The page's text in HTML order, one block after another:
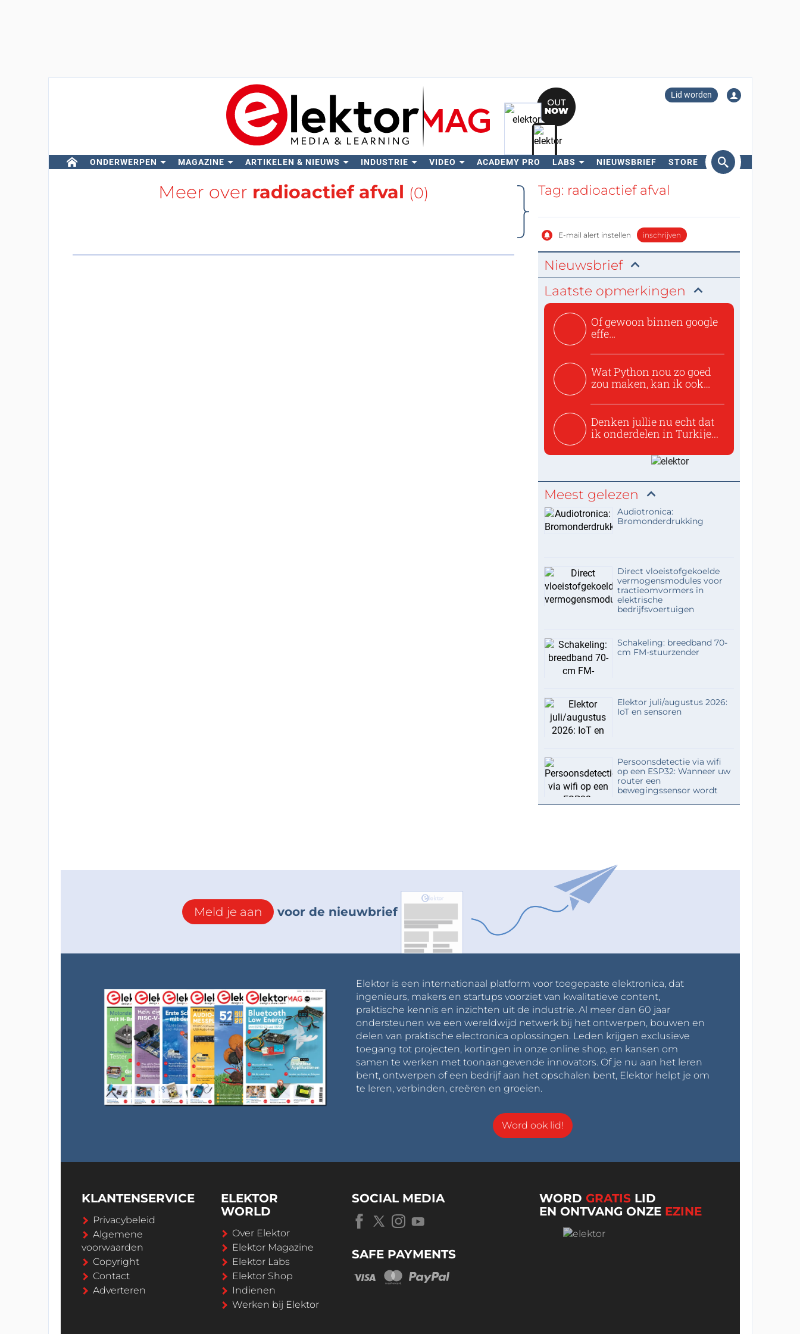
Lid worden
ONDERWERPEN MAGAZINE ARTIKELEN & NIEUWS INDUSTRIE VIDEO ACADEMY PRO LABS NIEUWSBRIEF STORE
Zoeken
Meer over radioactief afval (0) Tag: radioactief afval
E-mail alert instellen inschrijven
Nieuwsbrief
Laatste opmerkingen
Of gewoon binnen google
effe
Wat Python nou zo goed
zou maken, kan ik ook
Denken jullie nu echt dat
ik onderdelen in Turkije...
Meest gelezen
Audiotronica:
Bromonderdrukking
Direct vloeistofgekoelde
vermogensmodules voor
tractieomvormers in
elektrische
bedrijfsvoertuigen
Schakeling: breedband 70-
cm FM-stuurzender
Elektor juli/augustus 2026:
IoT en sensoren
Persoonsdetectie via wifi
op een ESP32: Wanneer uw
router een
bewegingssensor wordt
Meld je aan voor de nieuwbrief
Elektor is een internationaal platform voor toegepaste elektronica, dat
ingenieurs, makers en startups voorziet van kwalitatieve content,
praktische kennis en inzichten uit de industrie. Al meer dan 60 jaar
ondersteunen we een wereldwijd netwerk bij het ontwerpen, bouwen en
delen van praktische electronica oplossingen. Leden krijgen exclusieve
toegang tot projecten, kortingen in onze online shop, en kansen om
samen te werken met toonaangevende innovators. Of je nu aan het leren
bent, ontwerpen of een bedrijf aan het opschalen bent, Elektor helpt je om
te leren, verbinden, creëren en groeien.
Word ook lid!
KLANTENSERVICE
Privacybeleid
Algemene
voorwaarden
Copyright
Contact
Adverteren
ELEKTOR
WORLD
Over Elektor
Elektor Magazine
Elektor Labs
Elektor Shop
Indienen
Werken bij Elektor
SOCIAL MEDIA
SAFE PAYMENTS
WORDGRATIS LID
EN ONTVANG ONZE EZINE